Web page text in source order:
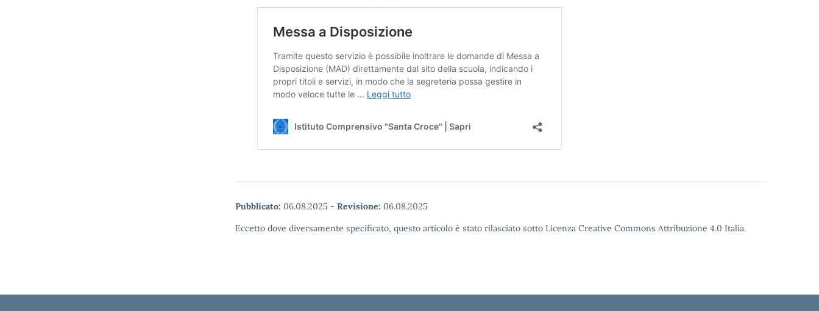
Pubblicato: 06.08.2025 - Revisione: 06.08.2025
Eccetto dove diversamente specificato, questo articolo è stato rilasciato sotto Licenza Creative Commons Attribuzione 4.0 Italia.